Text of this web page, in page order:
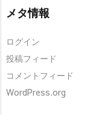
メタ情報
ログイン
投稿フィード
コメントフィード
WordPress.org